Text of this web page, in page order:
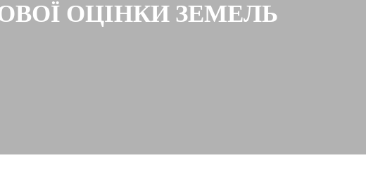
ОЦІНКИ ЗЕМЕЛЬ